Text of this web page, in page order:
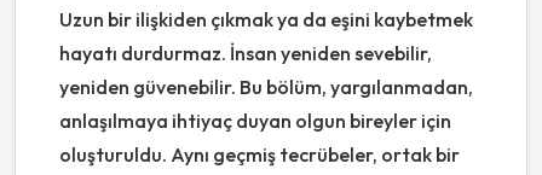
Uzun bir ilişkiden çıkmak ya da eşini kaybetmek
hayatı durdurmaz. İnsan yeniden sevebilir,
yeniden güvenebilir. Bu bölüm, yargılanmadan,
anlaşılmaya ihtiyaç duyan olgun bireyler için
oluşturuldu. Aynı geçmiş tecrübeler, ortak bir